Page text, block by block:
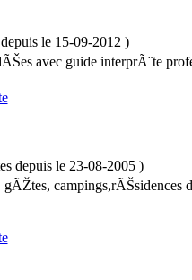
depuis le 15-09-2012 )
avec guide interprÃ¨te
depuis le 23-08-2005 )